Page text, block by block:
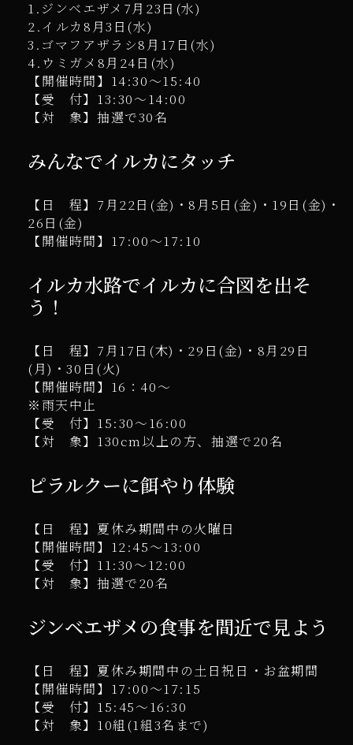
1.ジンベエザメ7月23日(水)
2.イルカ8月3日(水)
3.ゴマフアザラシ8月17日(水)
4.ウミガメ8月24日(水)
【開催時間】14:30～15:40
【受 付】13:30～14:00
【対 象】抽選で30名
みんなでイルカにタッチ
【日 程】7月22日(金)・8月5日(金)・19日(金)・
26日(金)
【開催時間】17:00～17:10
イルカ水路でイルカに合図を出そ
う！
【日 程】7月17日(木)・29日(金)・8月29日
(月)・30日(火)
【開催時間】16：40～
※雨天中止
【受 付】15:30～16:00
【対 象】130cm以上の方、抽選で20名
ピラルクーに餌やり体験
【日 程】夏休み期間中の火曜日
【開催時間】12:45～13:00
【受 付】11:30～12:00
【対 象】抽選で20名
ジンベエザメの食事を間近で見よう
【日 程】夏休み期間中の土日祝日・お盆期間
【開催時間】17:00～17:15
【受 付】15:45～16:30
【対 象】10組(1組3名まで)